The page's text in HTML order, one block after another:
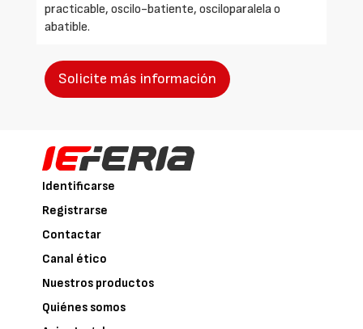
practicable, oscilo-batiente, osciloparalela o
abatible.
Solicite más información
Identificarse
Registrarse
Contactar
Canal ético
Nuestros productos
Quiénes somos